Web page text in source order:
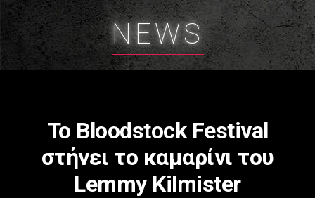
NEWS
Το Bloodstock Festival
στήνει το καμαρίνι του
Lemmy Kilmister